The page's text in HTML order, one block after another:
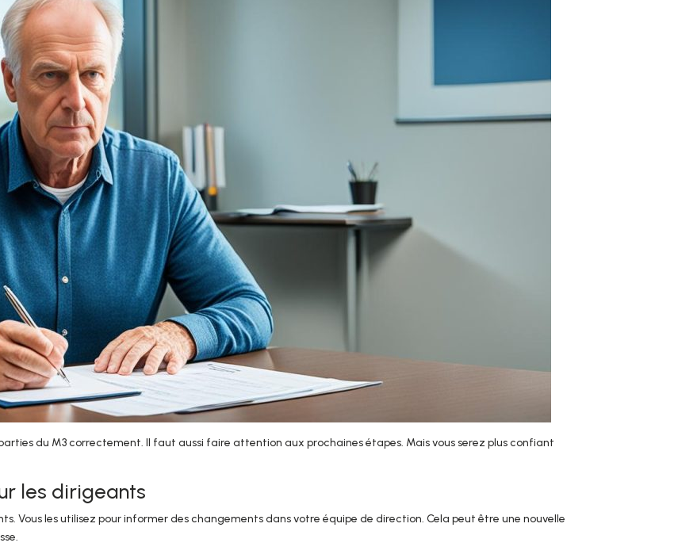
du M3 correctement. Il faut aussi faire attention aux prochaines étapes. Mais vous serez plus confiant
les dirigeants
Vous les utilisez pour informer des changements dans votre équipe de direction. Cela peut être une nouvelle